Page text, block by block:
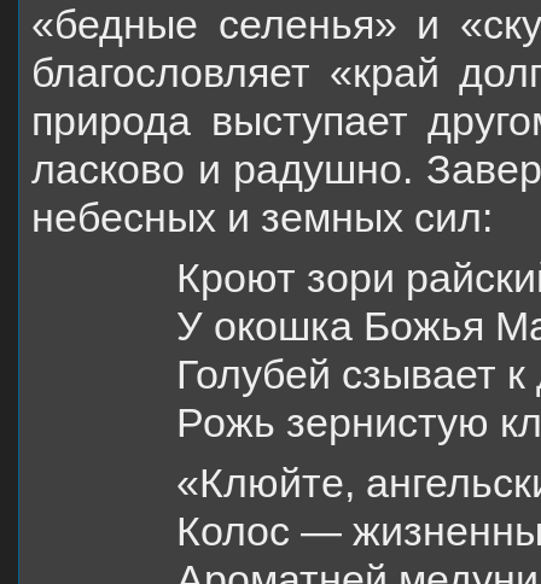
«бедные селенья» и
благословляет «край
природа выступает
ласково и радушно.
небесных и земных сил:
Кроют зори
У окошка Божья
Голубей сзывает
Рожь зернистую
«Клюйте,
Колос —